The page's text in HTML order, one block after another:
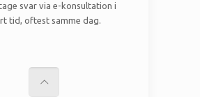
svar via e-konsultation i
tid, oftest samme dag.